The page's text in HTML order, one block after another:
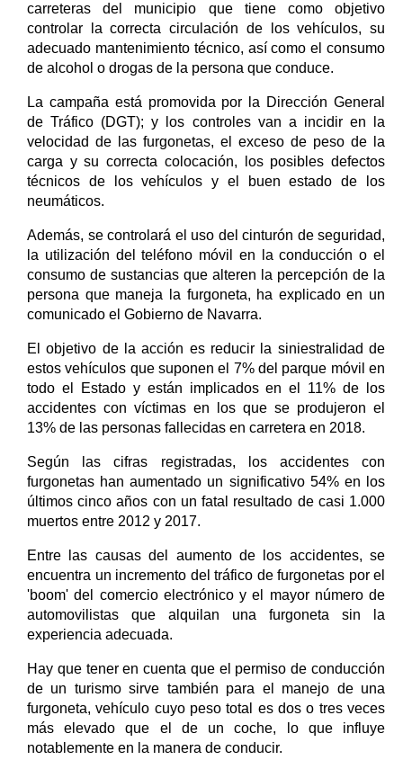
carreteras del municipio que tiene como objetivo
controlar la correcta circulación de los vehículos, su
adecuado mantenimiento técnico, así como el consumo
de alcohol o drogas de la persona que conduce.
La campaña está promovida por la Dirección General
de Tráfico (DGT); y los controles van a incidir en la
velocidad de las furgonetas, el exceso de peso de la
carga y su correcta colocación, los posibles defectos
técnicos de los vehículos y el buen estado de los
neumáticos.
Además, se controlará el uso del cinturón de seguridad,
la utilización del teléfono móvil en la conducción o el
consumo de sustancias que alteren la percepción de la
persona que maneja la furgoneta, ha explicado en un
comunicado el Gobierno de Navarra.
El objetivo de la acción es reducir la siniestralidad de
estos vehículos que suponen el 7% del parque móvil en
todo el Estado y están implicados en el 11% de los
accidentes con víctimas en los que se produjeron el
13% de las personas fallecidas en carretera en 2018.
Según las cifras registradas, los accidentes con
furgonetas han aumentado un significativo 54% en los
últimos cinco años con un fatal resultado de casi 1.000
muertos entre 2012 y 2017.
Entre las causas del aumento de los accidentes, se
encuentra un incremento del tráfico de furgonetas por el
'boom' del comercio electrónico y el mayor número de
automovilistas que alquilan una furgoneta sin la
experiencia adecuada.
Hay que tener en cuenta que el permiso de conducción
de un turismo sirve también para el manejo de una
furgoneta, vehículo cuyo peso total es dos o tres veces
más elevado que el de un coche, lo que influye
notablemente en la manera de conducir.